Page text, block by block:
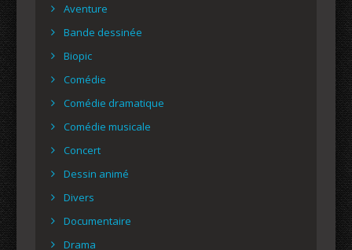
Aventure
Bande dessinée
Biopic
Comédie
Comédie dramatique
Comédie musicale
Concert
Dessin animé
Divers
Documentaire
Drama